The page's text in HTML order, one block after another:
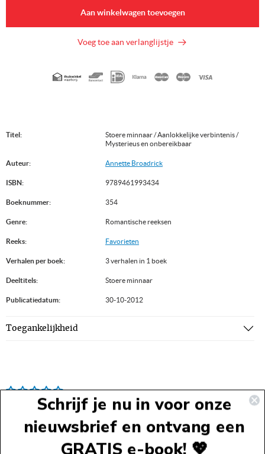
Titel:
Stoere minnaar / Aanlokkelijke verbintenis /
Mysterieus en onbereikbaar
Auteur: Annette Broadrick
ISBN: 9789461993434
Boeknummer: 354
Genre: Romantische reeksen
Reeks: Favorieten
Verhalen per boek: 3 verhalen in 1 boek
Deeltitels: Stoere minnaar
Publicatiedatum: 30-10-2012
Toegankelijkheid
Aan winkelwagen toevoegen
Voeg toe aan verlanglijstje
Geaccepteerde
Schrijf je nu in voor onze
nieuwsbrief en ontvang een
GRATIS e-book! 💖